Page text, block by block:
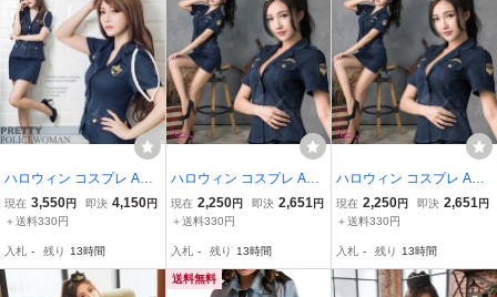
ハロウィン コスプレ Ann
a Mu コスプレ ポリス コ
スチューム 衣装 婦人警官
クシー ネイビー XLサイ
ズ
現在 3,550円 即決 4,150円
＋送料330円
入札 - 残り 13時間
ハロウィン コスプレ Ann
a Mu コスプレ ポリス コ
スチューム 衣装 婦人警官
L
現在 2,250円 即決 2,651 円
＋送料330円
入札 - 残り 13時間
ハロウィン コスプレ Ann
a Mu コスプレ ポリス コ
スチューム 衣装 婦人警官
S
現在 2,250円 即決 2,651円
＋送料330円
入札 - 残り 13時間
送料無料